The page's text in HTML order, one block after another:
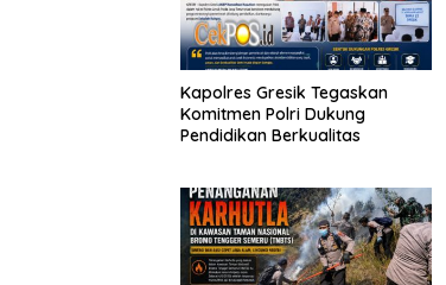
Kapolres Gresik Tegaskan
Komitmen Polri Dukung
Pendidikan Berkualitas